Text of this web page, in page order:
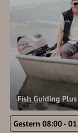
Fish Guiding Plus
Gestern 08:00 -